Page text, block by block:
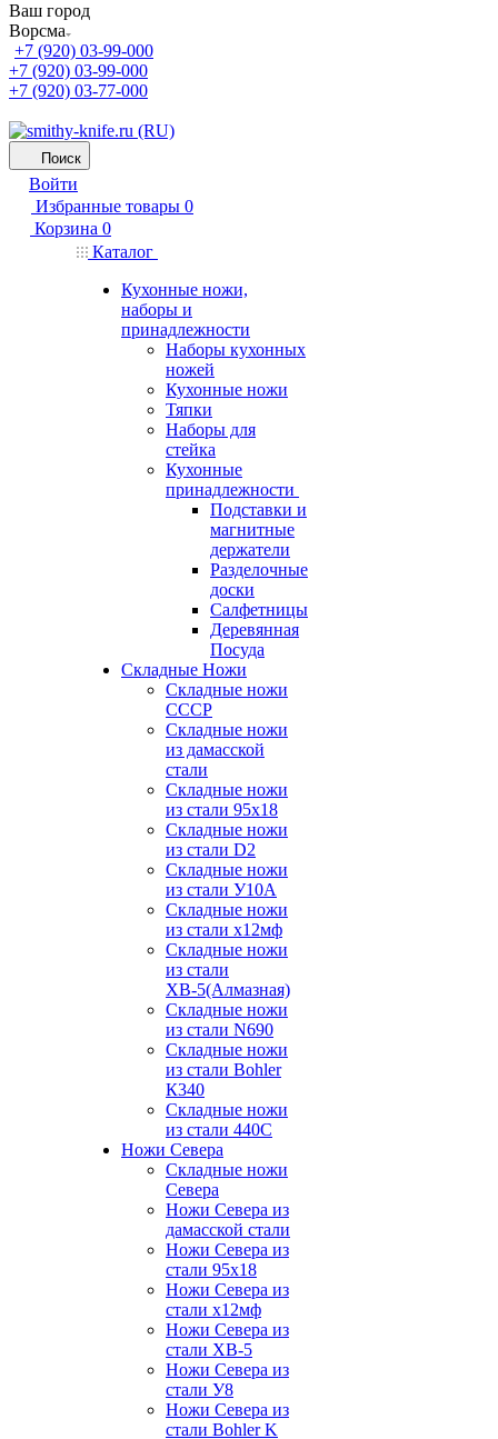
Ваш город
Ворсма
+7 (920) 03-99-000
+7 (920) 03-99-000
+7 (920) 03-77-000
Поиск
Войти
Избранные товары 0
Корзина 0
Каталог
Кухонные ножи,
наборы и
принадлежности
Наборы кухонных
ножей
Кухонные ножи
Тяпки
Наборы для
стейка
Кухонные
принадлежности
Подставки и
магнитные
держатели
Разделочные
доски
Салфетницы
Деревянная
Посуда
Складные Ножи
Cкладные ножи
СССР
Складные ножи
из дамасской
стали
Складные ножи
из стали 95х18
Складные ножи
из стали D2
Складные ножи
из стали У10А
Складные ножи
из стали х12мф
Складные ножи
из стали
ХВ-5(Алмазная)
Складные ножи
из стали N690
Складные ножи
из стали Bohler
К340
Складные ножи
из стали 440С
Ножи Севера
Складные ножи
Севера
Ножи Севера из
дамасской стали
Ножи Севера из
стали 95х18
Ножи Севера из
стали х12мф
Ножи Севера из
стали ХВ-5
Ножи Севера из
стали У8
Ножи Севера из
стали Bohler K